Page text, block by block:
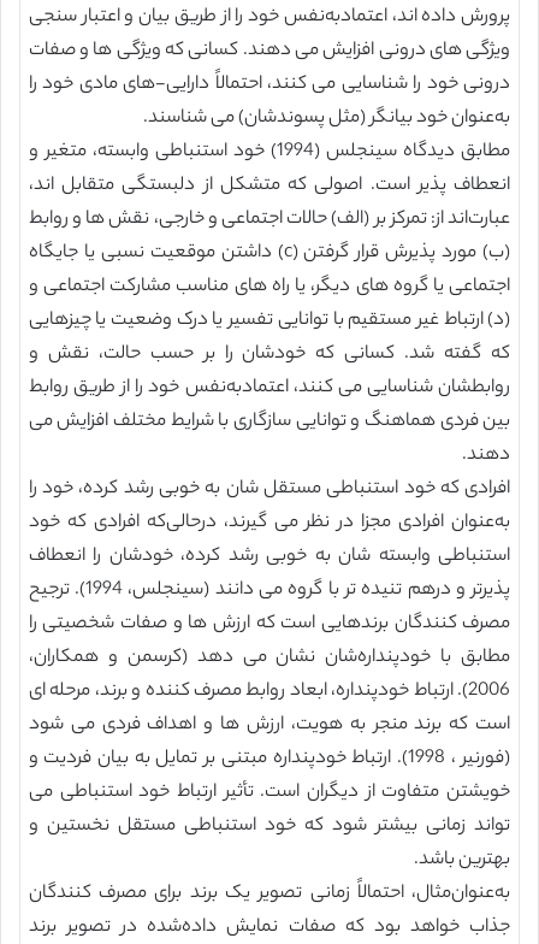
پرورش داده اند، اعتمادبه‌نفس خود را از طریق بیان و اعتبار سنجی
ویژگی های درونی افزایش می دهند. کسانی که ویژگی ها و صفات
درونی خود را شناسایی می کنند، احتمالاً دارایی-های مادی خود را
به‌عنوان خود بیانگر (مثل پسوندشان) می شناسند.
مطابق دیدگاه سینجلس (1994) خود استنباطی وابسته، متغیر و
انعطاف پذیر است. اصولی که متشکل از دلبستگی متقابل اند،
عبارت‌اند از: تمرکز بر (الف) حالات اجتماعی و خارجی، نقش ها و روابط
(ب) مورد پذیرش قرار گرفتن (c) داشتن موقعیت نسبی یا جایگاه
اجتماعی یا گروه های دیگر، یا راه های مناسب مشارکت اجتماعی و
(د) ارتباط غیر مستقیم با توانایی تفسیر یا درک وضعیت یا چیزهایی
که گفته شد. کسانی که خودشان را بر حسب حالت، نقش و
روابطشان شناسایی می کنند، اعتمادبه‌نفس خود را از طریق روابط
بین فردی هماهنگ و توانایی سازگاری با شرایط مختلف افزایش می
دهند.
افرادی که خود استنباطی مستقل شان به خوبی رشد کرده، خود را
به‌عنوان افرادی مجزا در نظر می گیرند، درحالی‌که افرادی که خود
استنباطی وابسته شان به خوبی رشد کرده، خودشان را انعطاف
پذیرتر و درهم تنیده تر با گروه می دانند (سینجلس، 1994). ترجیح
مصرف کنندگان برندهایی است که ارزش ها و صفات شخصیتی را
مطابق با خودپنداره‌شان نشان می دهد (کرسمن و همکاران،
2006). ارتباط خودپنداره، ابعاد روابط مصرف کننده و برند، مرحله ای
است که برند منجر به هویت، ارزش ها و اهداف فردی می شود
(فورنیر ، 1998). ارتباط خودپنداره مبتنی بر تمایل به بیان فردیت و
خویشتن متفاوت از دیگران است. تأثیر ارتباط خود استنباطی می
تواند زمانی بیشتر شود که خود استنباطی مستقل نخستین و
بهترین باشد.
به‌عنوان‌مثال، احتمالاً زمانی تصویر یک برند برای مصرف کنندگان
جذاب خواهد بود که صفات نمایش داده‌شده در تصویر برند